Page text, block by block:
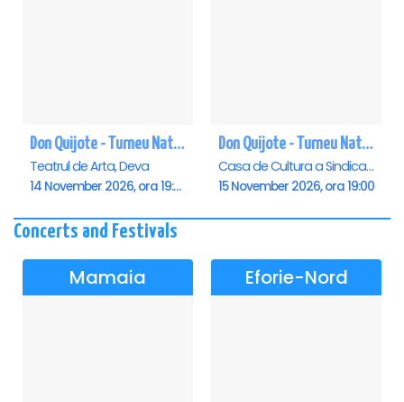
Don Quijote - Turneu National de balet - Deva
Teatrul de Arta, Deva
14 November 2026, ora 19:00
Don Quijote - Turneu National de balet - Oradea
Casa de Cultura a Sindicatelor , Oradea
15 November 2026, ora 19:00
Concerts and Festivals
Mamaia Eforie-Nord